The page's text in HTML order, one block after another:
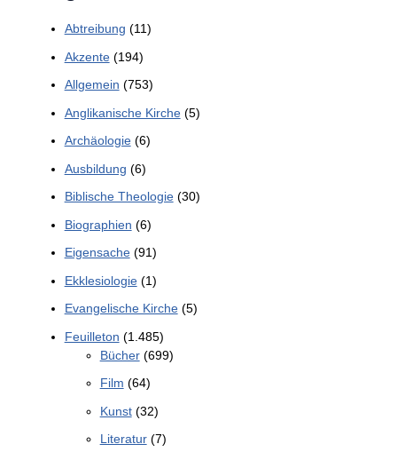
Abtreibung (11)
Akzente(194)
Allgemein (753)
Anglikanische Kirche(5)
Archäologie(6)
Ausbildung (6)
Biblische Theologie(30)
Biographien (6)
Eigensache(91)
Ekklesiologie(1)
Evangelische Kirche(5)
Feuilleton (1.485)
Bücher(699)
Film (64)
Kunst(32)
Literatur(7)